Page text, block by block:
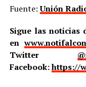
Fuente:Unión
Sigue las noticias
en
Twitter
Facebook:https://